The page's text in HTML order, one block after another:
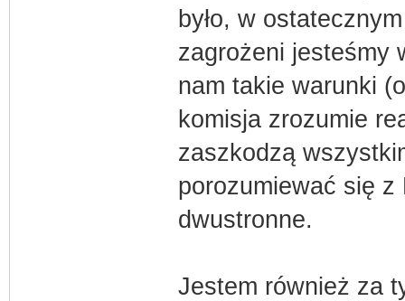
było, w
zagrożeni jesteśmy
nam takie warunki
komisja zrozumie
zaszkodzą
porozumiewać się z
dwustronne.
Jestem również za